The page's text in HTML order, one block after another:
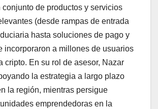
de productos y servicios
(desde rampas de entrada
hasta soluciones de pago y
incorporaron a millones de usuarios
cripto. En su rol de asesor, Nazar
la estrategia a largo plazo
la región, mientras persigue
emprendedoras en la